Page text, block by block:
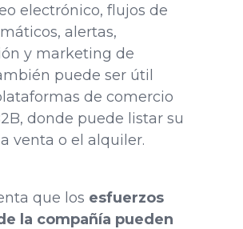
electrónico, flujos de
alertas,
y marketing de
puede ser útil
de comercio
donde puede listar su
venta o el alquiler.
que los esfuerzos
la compañía pueden